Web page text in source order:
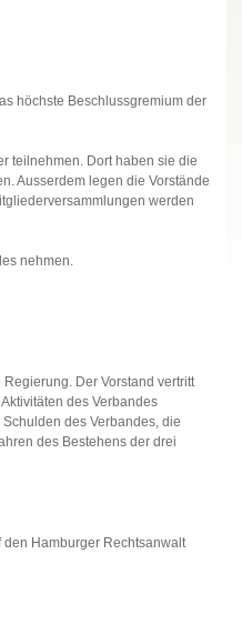
höchste Beschlussgremium der
teilnehmen. Dort haben sie die
Ausserdem legen die Vorstände
werden
nehmen.
Der Vorstand vertritt
des Verbandes
des Verbandes, die
des Bestehens der drei
Hamburger Rechtsanwalt